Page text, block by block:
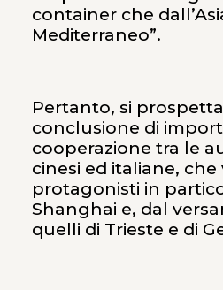
container che
Mediterraneo”.
Pertanto, si
conclusione di
cooperazione tra le
cinesi ed italiane,
protagonisti in
Shanghai e, dal
quelli di Trieste e di